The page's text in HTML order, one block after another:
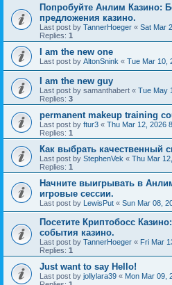
Попробуйте Анлим Казино:
предложения казино.
Last post by TannerHoeger « Sat Mar
Replies: 1
I am the new one
Last post by AltonSnink « Tue Mar 10,
I am the new guy
Last post by samanthabert « Tue May
Replies: 3
permanent makeup training
Last post by ftur3 « Thu Mar 12, 2026
Replies: 1
Как выбрать качественный
Last post by StephenVek « Thu Mar
Replies: 1
Начните выигрывать в
игровые сессии.
Last post by LewisPut « Sun Mar 08,
Посетите Криптобосс
события казино.
Last post by TannerHoeger « Fri Mar
Replies: 1
Just want to say Hello!
Last post by jollylara39 « Mon Mar 09,